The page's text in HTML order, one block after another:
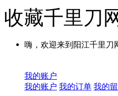
收藏千里刀
嗨，欢迎来到阳江千里刀
我的账户
我的账户 我的订单 我的